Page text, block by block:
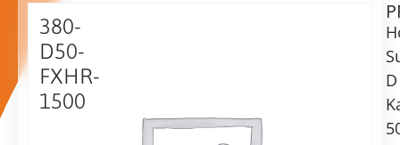
380-
D50-
FXHR-
1500
$
Lieferzeit:
D